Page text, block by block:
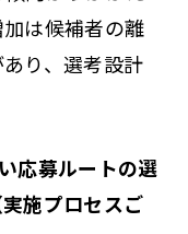
は候補者の離
り、選考設計
応募ルートの選
施プロセスご